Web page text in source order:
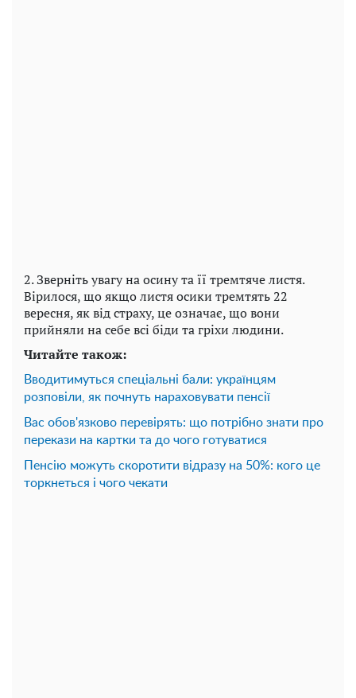
2. Зверніть увагу на осину та її тремтяче листя.
Вірилося, що якщо листя осики тремтять 22
вересня, як від страху, це означає, що вони
прийняли на себе всі біди та гріхи людини.
Читайте також:
Вводитимуться спеціальні бали: українцям
розповіли, як почнуть нараховувати пенсії
Вас обов'язково перевірять: що потрібно знати про
перекази на картки та до чого готуватися
Пенсію можуть скоротити відразу на 50%: кого це
торкнеться і чого чекати